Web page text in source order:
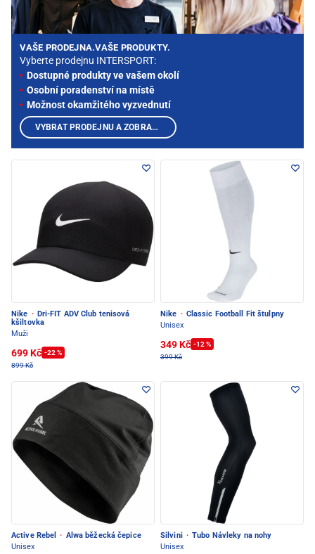
Nike · Dri-FIT ADV Club tenisová
kšiltovka
Muži
699 Kč -22 %
899 Kč
Nike · Classic Football Fit štulpny
Unisex
349 Kč -12 %
399 Kč
Active Rebel · Alwa běžecká čepice
Unisex
Silvini · Tubo Návleky na nohy
Unisex
VAŠE PRODEJNA.VAŠE PRODUKTY.
Vyberte prodejnu INTERSPORT:
Dostupné produkty ve vašem okolí
Osobní poradenství na místě
Možnost okamžitého vyzvednutí
VYBRAT PRODEJNU A ZOBRAZIT PRODUKTY